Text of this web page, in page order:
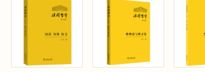
的真理，一如福音的真理，只是自我示现、自我叙述，而抵制阐释，反
真理，诗艺之外无意蕴。
致意与拯救，招呼与复活，这就是诗艺的命名，也是诗人和思者所无法
魔力让诗篇附魅又祛魅，在魔力之中滑音——无须等待，立马向前，像艺
附魅与袪魅，不复为二，而必须彼此萦绕，一种诗意的声音反复鸣唱。